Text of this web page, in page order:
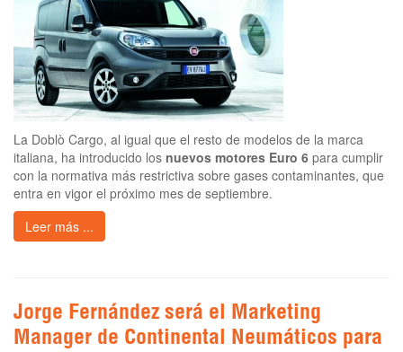
La Doblò Cargo, al igual que el resto de modelos de la marca
italiana, ha introducido los nuevos motores Euro 6 para cumplir
con la normativa más restrictiva sobre gases contaminantes, que
entra en vigor el próximo mes de septiembre.
Leer más ...
Jorge Fernández será el Marketing
Manager de Continental Neumáticos para